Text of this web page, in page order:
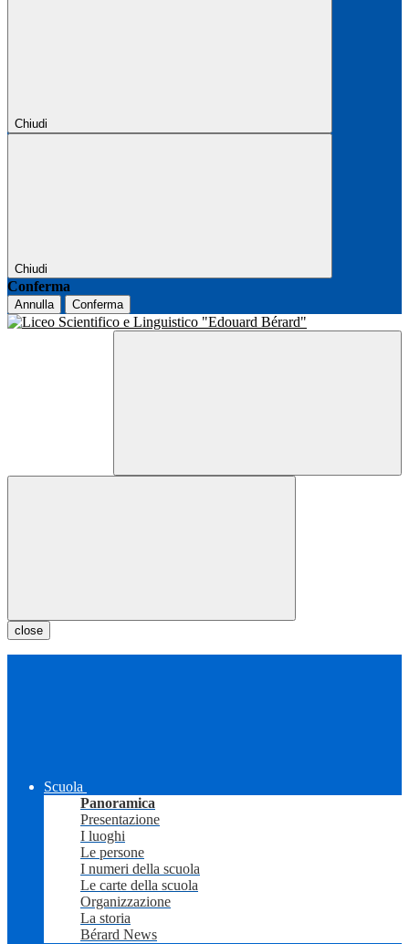
Chiudi
Chiudi
Conferma
Annulla Conferma
close
Scuola
Panoramica
Presentazione
I luoghi
Le persone
I numeri della scuola
Le carte della scuola
Organizzazione
La storia
Bérard News